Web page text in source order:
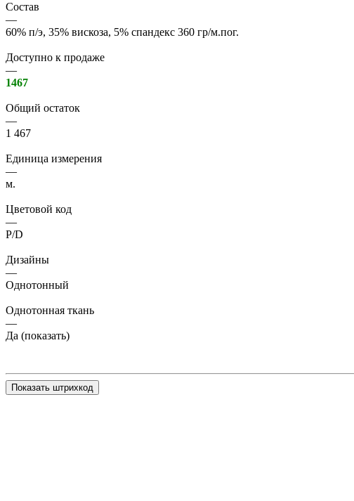
Состав
—
60% п/э, 35% вискоза, 5% спандекс 360 гр/м.пог.
Доступно к продаже
—
1467
Общий остаток
—
1 467
Единица измерения
—
м.
Цветовой код
—
P/D
Дизайны
—
Однотонный
Однотонная ткань
—
Да (показать)
Показать штрихкод